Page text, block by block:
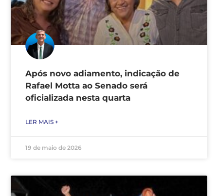
Após novo adiamento, indicação de
Rafael Motta ao Senado será
oficializada nesta quarta
LER MAIS +
19 de maio de 2026